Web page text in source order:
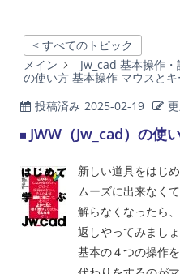
< すべてのトピック
メイン
Jw_cad 基本操作・
の使い方 基本操作 マウスと
投稿済み 2025-02-19
JWW（Jw_cad）の使
新しい道具をはじ
ムーズに出来なくて
解らなくなったら
返しやってみましょ
基本の４つの操作